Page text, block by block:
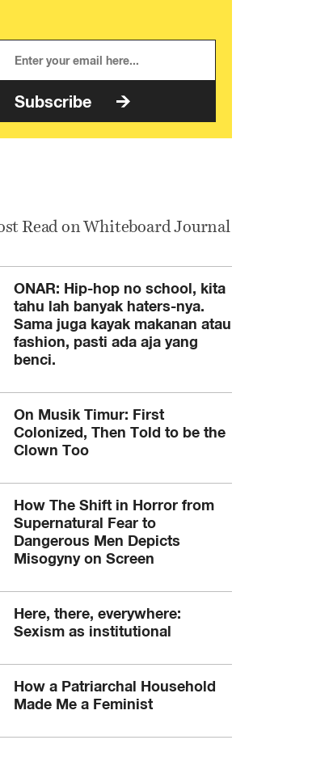
Subscribe
Read on Whiteboard Journal
ONAR: Hip-hop no school, kita
tahu lah banyak haters-nya.
Sama juga kayak makanan atau
fashion, pasti ada aja yang
benci.
On Musik Timur: First
Colonized, Then Told to be the
Clown Too
How The Shift in Horror from
Supernatural Fear to
Dangerous Men Depicts
Misogyny on Screen
Here, there, everywhere:
Sexism as institutional
How a Patriarchal Household
Made Me a Feminist